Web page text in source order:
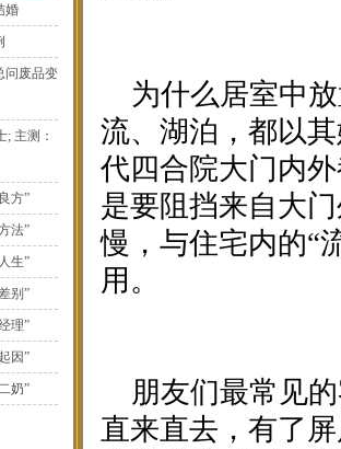
婚
问废品变
; 主测：
方”
法”
生”
别”
理”
因”
奶”
为什么居室中放
流、湖泊，都以
代四合院大门内
是要阻挡来自大
慢，与住宅内的“
用。
朋友们最常见的
直来直去，有了